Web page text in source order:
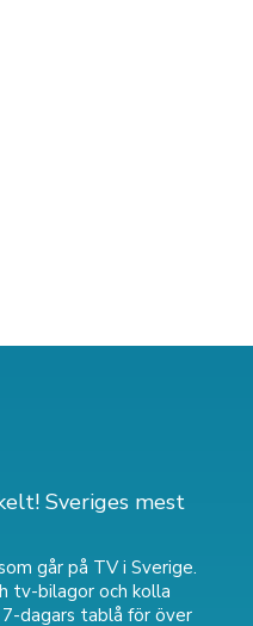
Sveriges mest
går på TV i Sverige.
tv-bilagor och kolla
dagars tablå för över